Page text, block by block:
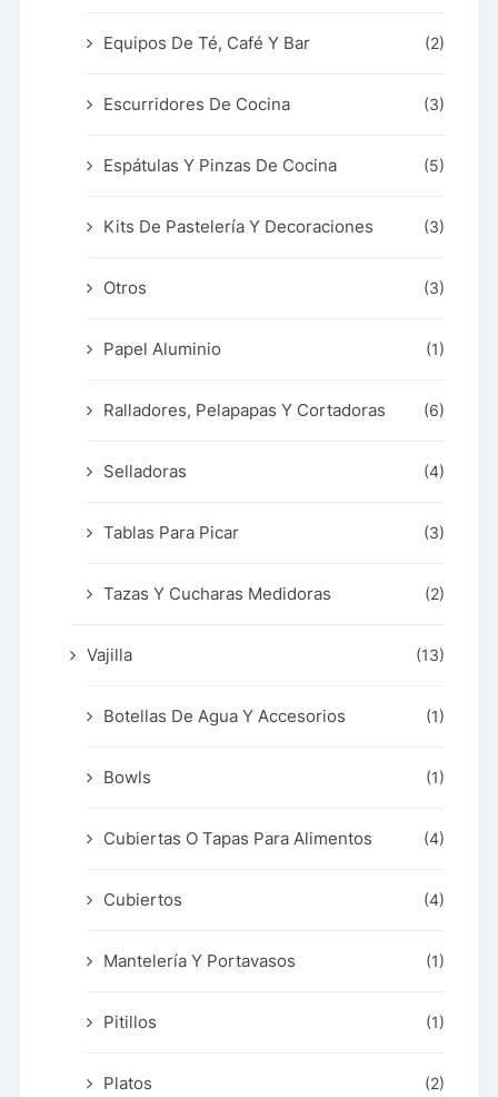
Equipos De Té, Café Y Bar (2)
Escurridores De Cocina (3)
Espátulas Y Pinzas De Cocina (5)
Kits De Pastelería Y Decoraciones (3)
Otros (3)
Papel Aluminio (1)
Ralladores, Pelapapas Y Cortadoras (6)
Selladoras (4)
Tablas Para Picar (3)
Tazas Y Cucharas Medidoras (2)
Vajilla (13)
Botellas De Agua Y Accesorios (1)
Bowls (1)
Cubiertas O Tapas Para Alimentos (4)
Cubiertos (4)
Mantelería Y Portavasos (1)
Pitillos (1)
Platos (2)